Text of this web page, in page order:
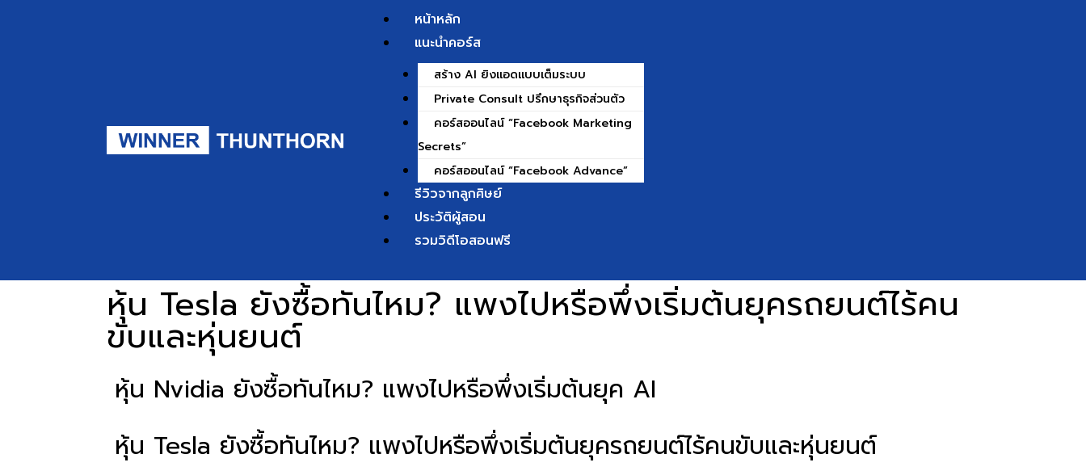
หน้าหลัก
แนะนำคอร์ส
สร้าง AI ยิงแอดแบบเต็มระบบ
Private Consult ปรึกษาธุรกิจส่วนตัว
คอร์สออนไลน์ “Facebook Marketing
Secrets”
คอร์สออนไลน์ “Facebook Advance”
รีวิวจากลูกศิษย์
ประวัติผู้สอน
รวมวิดีโอสอนฟรี
หุ้น Tesla ยังซื้อทันไหม? แพงไปหรือพึ่งเริ่มต้นยุครถยนต์ไร้คน
ขับและหุ่นยนต์
หุ้น Nvidia ยังซื้อทันไหม? แพงไปหรือพึ่งเริ่มต้นยุค AI
หุ้น Tesla ยังซื้อทันไหม? แพงไปหรือพึ่งเริ่มต้นยุครถยนต์ไร้คนขับและหุ่นยนต์